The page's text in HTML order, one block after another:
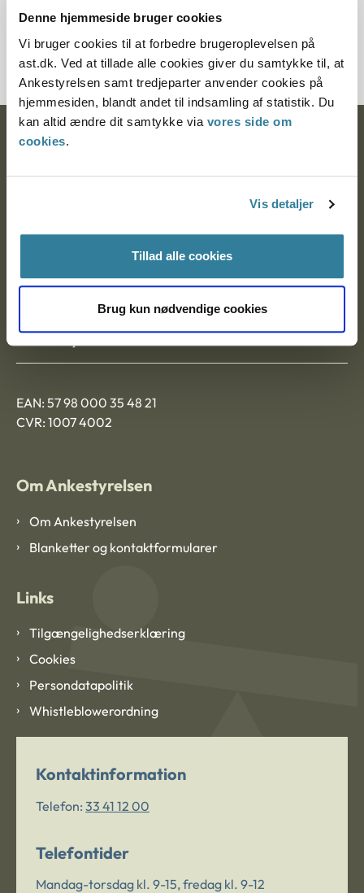
Denne hjemmeside bruger cookies
Vi bruger cookies til at forbedre brugeroplevelsen på
ast.dk. Ved at tillade alle cookies giver du samtykke til, at
Ankestyrelsen samt tredjeparter anvender cookies på
hjemmesiden, blandt andet til indsamling af statistik. Du
kan altid ændre dit samtykke via vores side om
cookies.
Vis detaljer
Tillad alle cookies
Brug kun nødvendige cookies
Journalnummer
70949-93
Ankestyrelsen
Postadresse:
Ankestyrelsen Aalborg
EAN: 57 98 000 35 48 21
CVR: 1007 4002
Om Ankestyrelsen
Om Ankestyrelsen
Blanketter og kontaktformularer
Links
Tilgængelighedserklæring
Cookies
Persondatapolitik
Whistleblowerordning
Kontaktinformation
Telefon: 33 41 12 00
Telefontider
Mandag-torsdag kl. 9-15, fredag kl. 9-12